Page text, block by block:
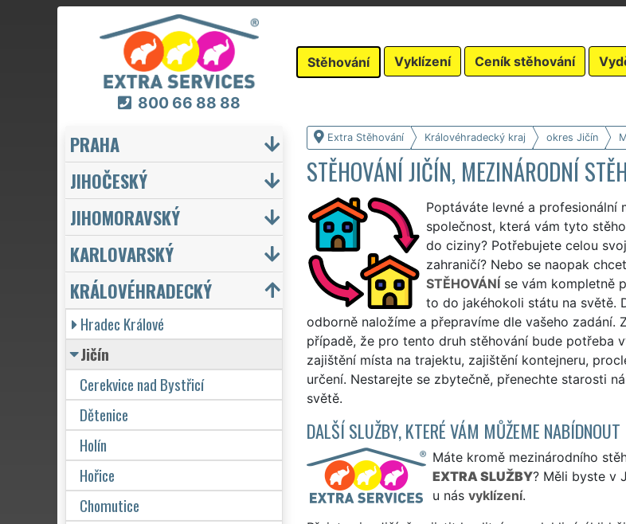
800 66 88 88
Stěhování Vyklízení Ceník stěhování
Extra Stěhování Královéhradecký kraj okres Jičín
STĚHOVÁNÍ JIČÍN, MEZINÁRODNÍ
Poptáváte levné a profesionální
společnost, která vám tyto
do ciziny? Potřebujete celou
zahraničí? Nebo se naopak
STĚHOVÁNÍse vám kompletně
to do jakéhokoli státu na světě.
odborně naložíme a přepravíme dle vašeho
případě, že pro tento druh stěhování bude potřeba
zajištění místa na trajektu, zajištění kontejneru,
určení. Nestarejte se zbytečně, přenechte starosti
světě.
DALŠÍ SLUŽBY, KTERÉ VÁM MŮŽEME NABÍDNOUT
Máte kromě mezinárodního
EXTRA SLUŽBY? Měli byste v
u nás vyklízení.
PRAHA
JIHOČESKÝ
JIHOMORAVSKÝ
KARLOVARSKÝ
KRÁLOVÉHRADECKÝ
Hradec Králové
Jičín
Cerekvice nad Bystřicí
Dětenice
Holín
Hořice
Chomutice